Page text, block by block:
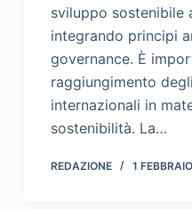
sviluppo sostenibile
integrando principi
governance. È
raggiungimento
internazionali in
sostenibilità. La…
REDAZIONE 1